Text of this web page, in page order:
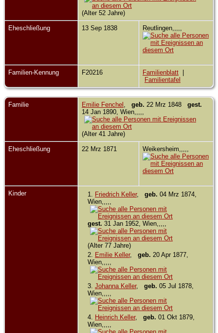
(Alter 52 Jahre)
Eheschließung 13 Sep 1838 Reutlingen,,,,,
Familien-Kennung F20216 Familienblatt
Familientafel
Familie Emilie Fenchel , geb. 22 Mrz 1848 gest.
14 Jan 1890, Wien,,,,,
(Alter 41 Jahre)
Eheschließung 22 Mrz 1871 Weikersheim,,,,,
Kinder 1. Friedrich Keller, geb. 04 Mrz 1874,
Wien,,,,,
gest. 31 Jan 1952, Wien,,,,,
(Alter 77 Jahre)
2. Emilie Keller, geb. 20 Apr 1877,
Wien,,,,,
3. Johanna Keller, geb. 05 Jul 1878,
Wien,,,,,
4. Heinrich Keller, geb. 01 Okt 1879,
Wien,,,,,